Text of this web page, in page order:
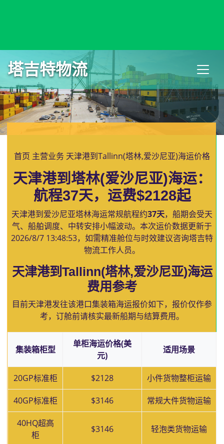
塔吉特物流
首页 主营业务 天津港到Tallinn(塔林,爱沙尼亚)海运价格
天津港到塔林(爱沙尼亚)海运：
航程37天，运费$2128起
天津港到爱沙尼亚塔林海运常规航程约37天，船期会受天
气、船舶调度、中转安排小幅波动。本次运价数据更新于
2026/8/7 13:48:53，如需精准舱位与时效建议咨询塔吉特
物流工作人员。
天津港到Tallinn(塔林,爱沙尼亚)海运
费用参考
目前天津港发往该港口集装箱海运报价如下，报价仅作参
考，订舱前请核实最新船期与结算费用。
集装箱柜型
单柜海运价格(美
元)
适用场景
20GP标准柜 $2128 小件货物整柜运输
40GP标准柜 $3146 常规大件货物运输
40HQ超高
柜
$3146 轻泡类货物运输